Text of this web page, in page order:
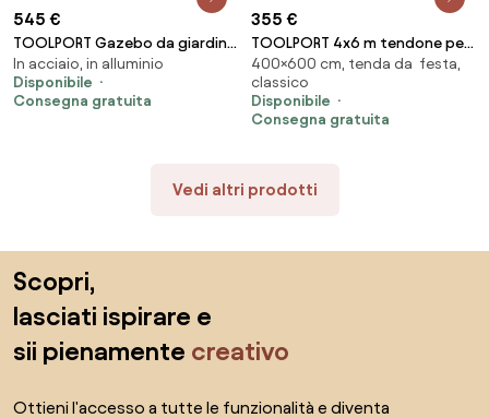
545 €
TOOLPORT Gazebo da giardino
Sunset Premium ocra, 3x4m -
(300047)
In acciaio, in alluminio
Disponibile
Consegna gratuita
355 €
TOOLPORT 4x6 m tendone per
feste, PE 350, bianco - (90102)
400×600 cm, tenda da festa,
classico
Disponibile
Consegna gratuita
Vedi altri prodotti
Scopri,
lasciati ispirare e
sii pienamente creativo
Ottieni l'accesso a tutte le funzionalità e diventa